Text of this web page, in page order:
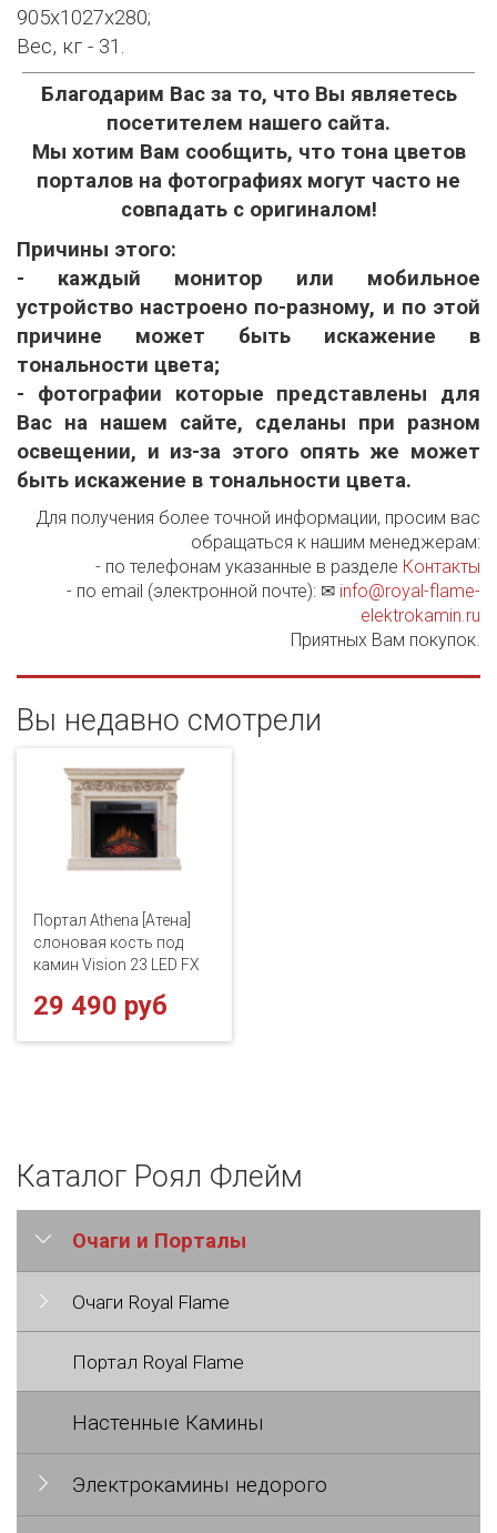
905х1027х280;
Вес, кг - 31.
Благодарим Вас за то, что Вы являетесь
посетителем нашего сайта.
Мы хотим Вам сообщить, что тона цветов
порталов на фотографиях могут часто не
совпадать с оригиналом!
Причины этого:
- каждый монитор или мобильное
устройство настроено по-разному, и по этой
причине может быть искажение в
тональности цвета;
- фотографии которые представлены для
Вас на нашем сайте, сделаны при разном
освещении, и из-за этого опять же может
быть искажение в тональности цвета.
Для получения более точной информации, просим вас
обращаться к нашим менеджерам:
- по телефонам указанные в разделе Контакты
- по email (электронной почте): ✉ info@royal-flame-
elektrokamin.ru
Приятных Вам покупок.
Вы недавно смотрели
Портал Athena [Атена]
слоновая кость под
камин Vision 23 LED FX
29 490 руб
Каталог Роял Флейм
Очаги и Порталы
Очаги Royal Flame
Портал Royal Flame
Настенные Камины
Электрокамины недорого